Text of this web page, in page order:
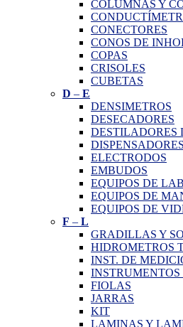
COLUMNAS Y
CONECTORES
CONOS DE
COPAS
CRISOLES
CUBETAS
D – E
DENSIMETROS
DESECADORES
DESTILADORES
DISPENSADORES
ELECTRODOS
EMBUDOS
EQUIPOS DE
EQUIPOS DE
EQUIPOS DE
F – L
GRADILLAS Y
HIDROMETROS
INST. DE
INSTRUMENTOS
FIOLAS
JARRAS
KIT
LAMINAS Y